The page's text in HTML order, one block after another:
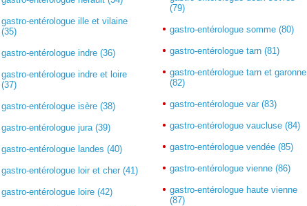
gastro-entérologue ille et vilaine
(35)
gastro-entérologue indre (36)
gastro-entérologue indre et loire
(37)
gastro-entérologue isère (38)
gastro-entérologue jura (39)
gastro-entérologue landes (40)
gastro-entérologue loir et cher (41)
gastro-entérologue loire (42)
(79)
gastro-entérologue somme (80)
gastro-entérologue tarn (81)
gastro-entérologue tarn et garonne
(82)
gastro-entérologue var (83)
gastro-entérologue vaucluse (84)
gastro-entérologue vendée (85)
gastro-entérologue vienne (86)
gastro-entérologue haute vienne
(87)